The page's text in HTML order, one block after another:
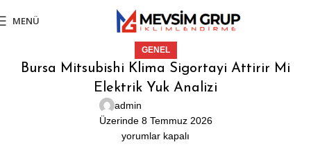
MENÜ
GENEL
Bursa Mitsubishi Klima Sigortayi Attirir Mi
Elektrik Yuk Analizi
admin
Üzerinde 8 Temmuz 2026
yorumlar kapalı